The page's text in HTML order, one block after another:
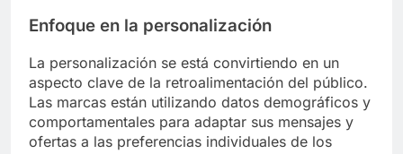
Enfoque en la personalización
La personalización se está convirtiendo en un
aspecto clave de la retroalimentación del público.
Las marcas están utilizando datos demográficos y
comportamentales para adaptar sus mensajes y
ofertas a las preferencias individuales de los